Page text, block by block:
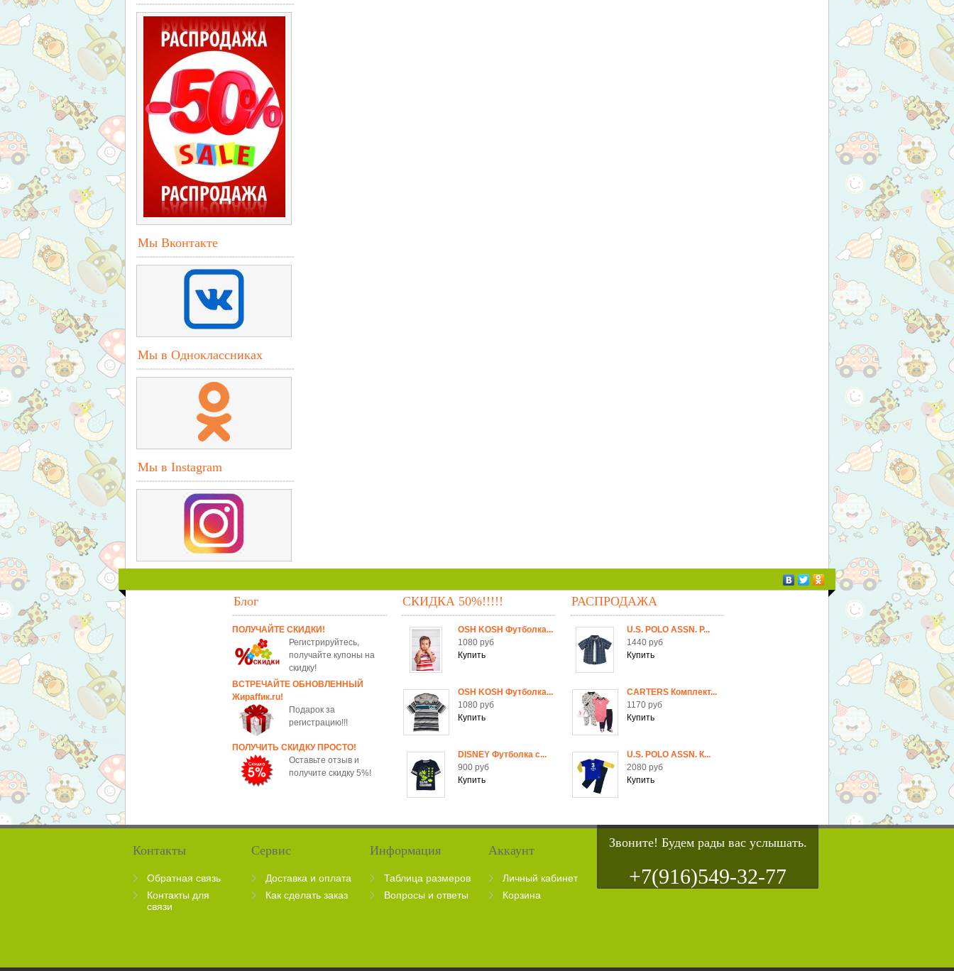
Мы Вконтакте
Мы в Одноклассниках
Мы в Instagram
Блог
ПОЛУЧАЙТЕ СКИДКИ!
Регистрируйтесь,
получайте купоны на
скидку!
ВСТРЕЧАЙТЕ ОБНОВЛЕННЫЙ
Жираffик.ru!
Подарок за
регистрацию!!!
ПОЛУЧИТЬ СКИДКУ ПРОСТО!
Оставьте отзыв и
получите скидку 5%!
СКИДКА 50%!!!!!
OSH KOSH Футболка...
1080 руб
OSH KOSH Футболка...
1080 руб
DISNEY Футболка c...
900 руб
РАСПРОДАЖА
U.S. POLO ASSN. Р...
1440 руб
CARTERS Комплект...
1170 руб
U.S. POLO ASSN. К...
2080 руб
Звоните! Будем рады вас услышать.
+7(916)549-32-77
Контакты
Обратная связь
Контакты для
связи
Сервис
Доставка и оплата
Как сделать заказ
Информация
Таблица размеров
Вопросы и ответы
Аккаунт
Личный кабинет
Корзина